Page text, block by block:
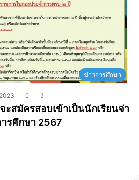
ข่าวการศึกษา
0 3
สมัครสอบเข้าเป็นนักเรียนจ่า
รศึกษา 2567